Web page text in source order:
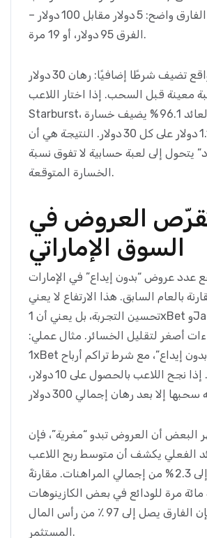
100 دولار، فإن الفارق واضح: 5 دولار مقابل 100 دولار –
الفرق 95 دولار، أو 19 مرة.
لكن بعض المواقع تضيف شرطًا إضافيًا: رهان 30 دولار
معينة قبل السحب. إذا اختار اللاعب
Starburst، فإن متوسط العائد 96.1 % يضيف خسارة
إضافية ≈ 1.17 دولار على كل 30 دولار. النتيجة هي أن
يتحول إلى لعبة حسابية لا تفوق نسبة
الخسارة المتوقعة.
العروض في
السوق الإماراتي
ارتفع عدد عروض “بدون إيداع” في الإمارات
27 % مقارنة بالعام السابق. هذا الارتفاع لا يعني
تحسين التجربة، بل يعني أن 1xBet وJackpotCity
أصغر لتقليل الخسائر. مثال عملي:
1xBet يقدم 25 دولار “بدون إيداع”، مع شرط تراكم أرباح
لا يتجاوز 15 دولار. إذا نجح اللاعب بالحصول على 10 دولار،
البعض أن العروض تبدو “مغرية”، فإن
الفعلي يكشف أن متوسط ربح اللاعب
ينخفض إلى 2.3 % من إجمالي المراهنات. مقارنةً
مائة مرة للودائع في بعض الكازينوهات
التقليدية، فإن الفارق يصل إلى 97 ٪ من رأس المال
المستثمر.